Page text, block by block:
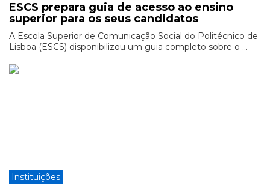
ESCS prepara guia de acesso ao ensino
superior para os seus candidatos
A Escola Superior de Comunicação Social do Politécnico de
Lisboa (ESCS) disponibilizou um guia completo sobre o ...
Instituições